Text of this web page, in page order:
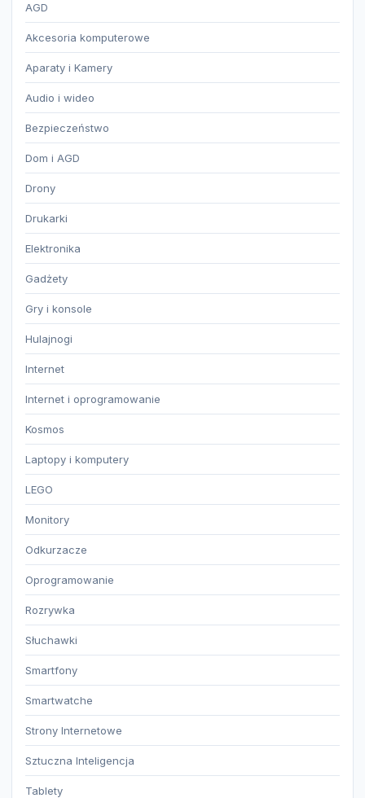
AGD
Akcesoria komputerowe
Aparaty i Kamery
Audio i wideo
Bezpieczeństwo
Dom i AGD
Drony
Drukarki
Elektronika
Gadżety
Gry i konsole
Hulajnogi
Internet
Internet i oprogramowanie
Kosmos
Laptopy i komputery
LEGO
Monitory
Odkurzacze
Oprogramowanie
Rozrywka
Słuchawki
Smartfony
Smartwatche
Strony Internetowe
Sztuczna Inteligencja
Tablety